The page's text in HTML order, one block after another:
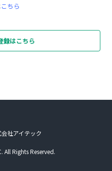
こちら
録はこちら
社アイテック
All Rights Reserved.